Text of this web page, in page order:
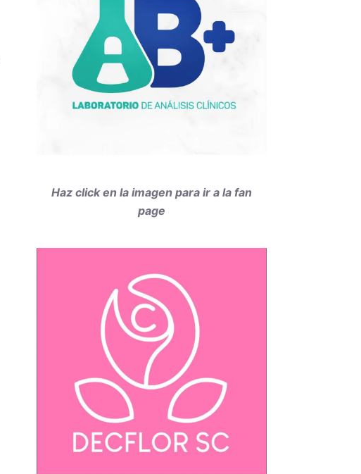
Haz click en la imagen para ir a la fan
page